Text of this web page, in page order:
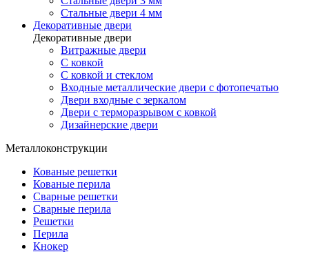
Стальные двери 4 мм
Декоративные двери
Декоративные двери
Витражные двери
С ковкой
С ковкой и стеклом
Входные металлические двери с фотопечатью
Двери входные с зеркалом
Двери с терморазрывом с ковкой
Дизайнерские двери
Металлоконструкции
Кованые решетки
Кованые перила
Сварные решетки
Сварные перила
Решетки
Перила
Кнокер